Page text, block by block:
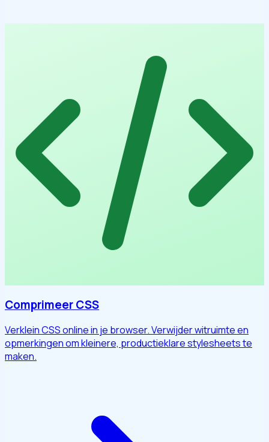
Comprimeer CSS
Verklein CSS online in je browser. Verwijder witruimte en
opmerkingen om kleinere, productieklare stylesheets te
maken.